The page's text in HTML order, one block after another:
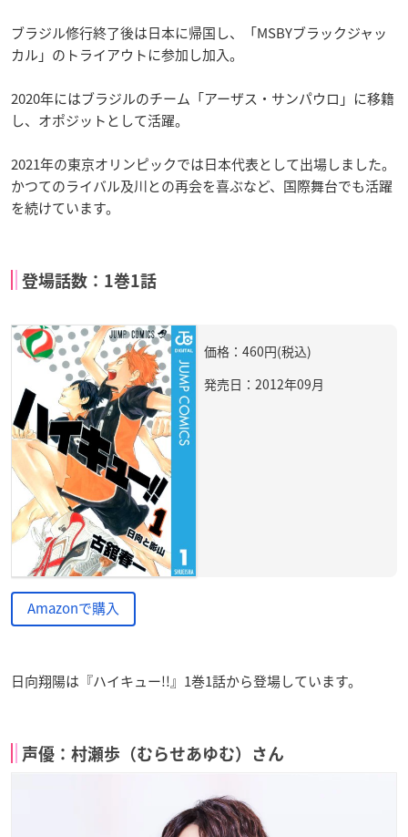
ブラジル修行終了後は日本に帰国し、「MSBYブラックジャッ
カル」のトライアウトに参加し加入。
2020年にはブラジルのチーム「アーザス・サンパウロ」に移籍
し、オポジットとして活躍。
2021年の東京オリンピックでは日本代表として出場しました。
かつてのライバル及川との再会を喜ぶなど、国際舞台でも活躍
を続けています。
登場話数：1巻1話
価格：460円(税込)
発売日：2012年09月
Amazonで購入
日向翔陽は『ハイキュー!!』1巻1話から登場しています。
声優：村瀬歩（むらせあゆむ）さん